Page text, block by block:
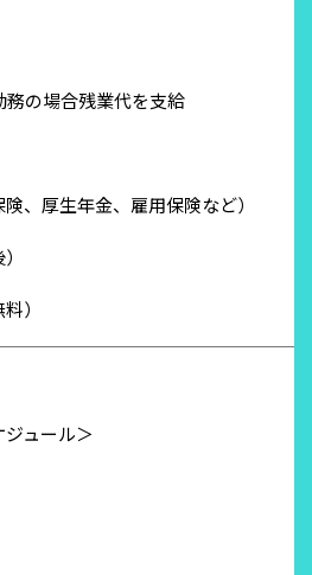
の場合残業代を支給
、厚生年金、雇用保険など）
）
ュール＞